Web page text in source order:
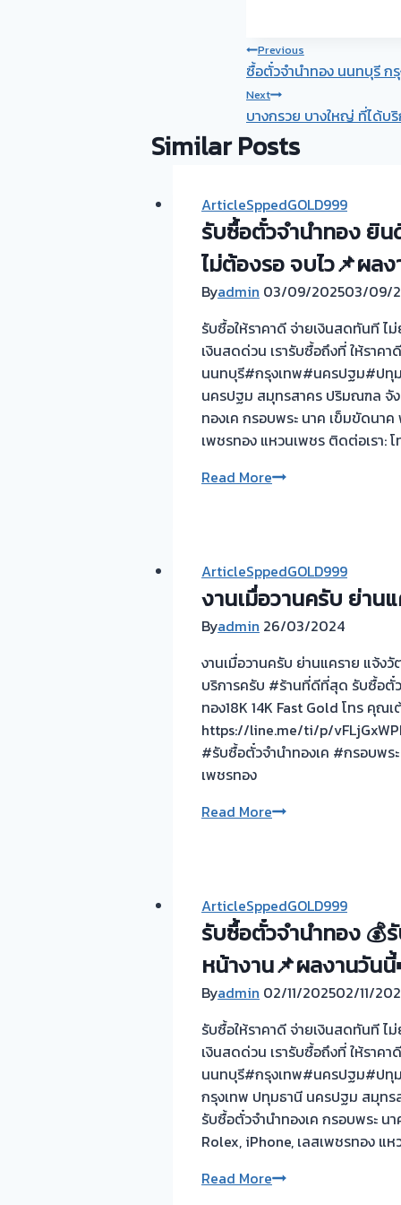
Post
navigation
Previous
ซื้อตั๋วจำนำทอง นนทบุรี
Next
บางกรวย บางใหญ่ ที่ได้บ
Similar Posts
ArticleSppedGOLD999
รับซื้อตั๋วจำนำทอง ยิน
ไม่ต้องรอ จบไว📌ผ
Byadmin 03/09/202503/09/
รับซื้อให้ราคาดี จ่ายเงินสดทันที ไ
เงินสดด่วน เรารับซื้อถึงที่ ให้ราค
นนทบุรี#กรุงเทพ#นครปฐม#ปทุม
นครปฐม สมุทรสาคร ปริมณฑล จั
ทองเค กรอบพระ นาค เข็มขัดนาค
เพชรทอง แหวนเพชร ติดต่อเรา:
Read Moreรับ
ทอง
ยินดี
บริการ
💰
รับ
ไถ่ถอน
ถึง
โรง
จำนำ
ประเมิน
จ่าย
สด
ทันที
ไม่
ต้อง
จบไว
📌
ผล
งาน
วัน
นี้➡️รับ
ซื้อ
ArticleSppedGOLD999
งานเมื่อวานครับ ย่า
Byadmin 26/03/2024
งานเมื่อวานครับ ย่านแคราย แจ้
บริการครับ #ร้านที่ดีที่สุด รับซื้อตั๋
ทอง18K 14K Fast Gold โทร คุณ
https://line.me/ti/p/
#รับซื้อตั๋วจำนำทองเค #กรอบพ
เพชรทอง
Read Moreงาน
ย่าน
แค
ราย
แจ้งวัฒนะ
ปทุม
ArticleSppedGOLD999
รับซื้อตั๋วจำนำทอง 💰
หน้างาน📌ผลงานวั
Byadmin 02/11/202502/11/
รับซื้อให้ราคาดี จ่ายเงินสดทันที ไ
เงินสดด่วน เรารับซื้อถึงที่ ให้ราค
นนทบุรี#กรุงเทพ#นครปฐม#ปทุม
กรุงเทพ ปทุมธานี นครปฐม สมุท
รับซื้อตั๋วจำนำทองเค กรอบพระ น
Rolex, iPhone, เลสเพชรทอง แ
Read Moreรับ